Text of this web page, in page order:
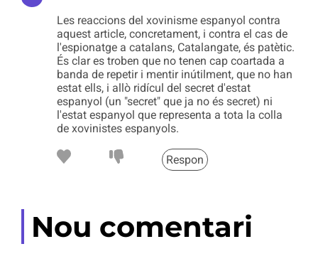
Les reaccions del xovinisme espanyol contra
aquest article, concretament, i contra el cas de
l'espionatge a catalans, Catalangate, és patètic.
És clar es troben que no tenen cap coartada a
banda de repetir i mentir inútilment, que no han
estat ells, i allò ridícul del secret d'estat
espanyol (un "secret" que ja no és secret) ni
l'estat espanyol que representa a tota la colla
de xovinistes espanyols.
Respon
Nou comentari